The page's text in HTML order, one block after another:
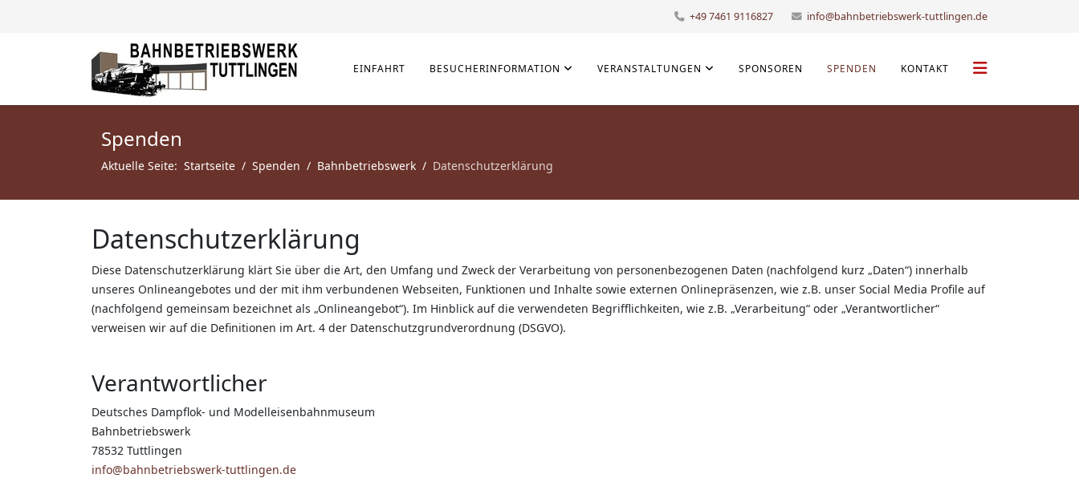
+49 7461 9116827 info@bahnbetriebswerk-tuttlingen.de
EINFAHRT BESUCHERINFORMATION VERANSTALTUNGEN SPONSOREN SPENDEN KONTAKT
Spenden
Aktuelle Seite: Startseite Spenden Bahnbetriebswerk Datenschutzerklärung
Datenschutzerklärung
Diese Datenschutzerklärung klärt Sie über die Art, den Umfang und Zweck der Verarbeitung von personenbezogenen Daten (nachfolgend kurz „Daten“) innerhalb
unseres Onlineangebotes und der mit ihm verbundenen Webseiten, Funktionen und Inhalte sowie externen Onlinepräsenzen, wie z.B. unser Social Media Profile auf
(nachfolgend gemeinsam bezeichnet als „Onlineangebot“). Im Hinblick auf die verwendeten Begrifflichkeiten, wie z.B. „Verarbeitung“ oder „Verantwortlicher“
verweisen wir auf die Definitionen im Art. 4 der Datenschutzgrundverordnung (DSGVO).
Verantwortlicher
Deutsches Dampflok- und Modelleisenbahnmuseum
Bahnbetriebswerk
78532 Tuttlingen
info@bahnbetriebswerk-tuttlingen.de